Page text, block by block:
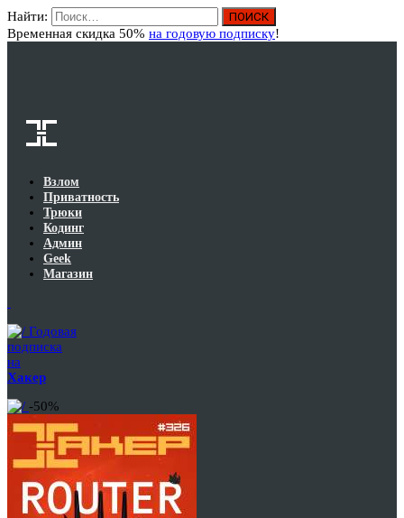
Найти:
Временная скидка 50% на годовую подписку!
Взлом
Приватность
Трюки
Кодинг
Админ
Geek
Магазин
Годовая
подписка
на
Хакер
-50%